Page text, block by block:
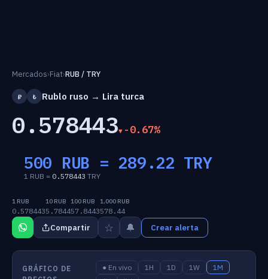
Mercados›Fiat›RUB / TRY
₽ ₺ Rublo ruso → Lira turca
0.578443 -0.67%
500 RUB = 289.22 TRY
1 RUB = 0.578443 TRY
1 RUB
0.578443
10 RUB
5.7844
100 RUB
57.8443
1,000 RUB
578.44
Compartir ☆ 🔔 Crear alerta
GRÁFICO DE
● En vivo 1H 1D 1W
1M